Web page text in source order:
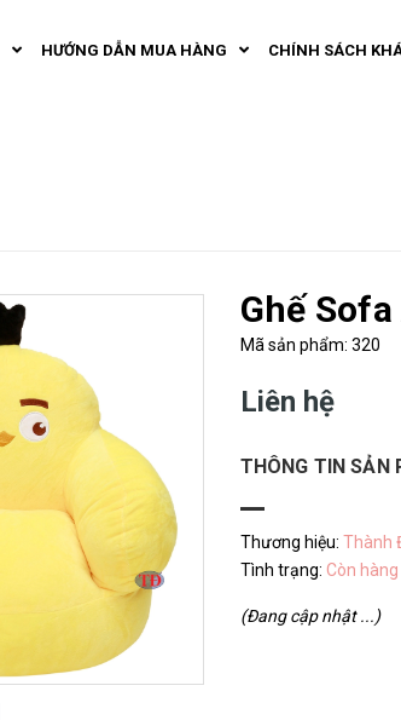
HƯỚNG DẪN MUA HÀNG CHÍNH SÁCH
Ghế
Mã sản phẩm: 320
Liên hệ
THÔNG TIN SẢN
Thương hiệu: Thành
Tình trạng: Còn hàng
(Đang cập nhật ...)